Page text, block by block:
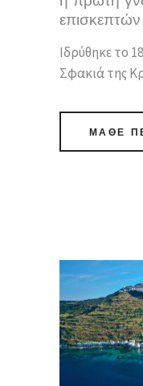
επισκεπτών
Ιδρύθηκε το
Σφακιά της
ΜΑΘΕ